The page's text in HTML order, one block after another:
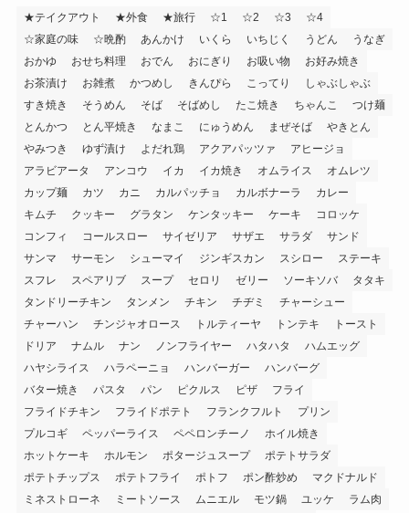
★テイクアウト ★外食 ★旅行 ☆1 ☆2 ☆3
☆4
☆家庭の味
☆晩酌 あんかけ いくら いちじく うどん
うなぎ
おかゆ
おせち料理 おでん おにぎり お吸い物
お好み焼き
お茶漬け
お雑煮 かつめし きんぴら こってり
しゃぶしゃぶ
すき焼き
そうめん そば そばめし たこ焼き ちゃんこ
つけ麺
とんかつ
とん平焼き なまこ にゅうめん まぜそば
やきとん
やみつき
ゆず漬け よだれ鶏 アクアパッツァ
アヒージョ
アラビアータ
アンコウ イカ イカ焼き オムライス
オムレツ
カップ麺
カツ カニ カルパッチョ カルボナーラ
カレー
キムチ
クッキー グラタン ケンタッキー ケーキ
コロッケ
コンフィ
コールスロー サイゼリア サザエ サラダ
サンド
サンマ
サーモン シューマイ ジンギスカン スシロー
ステーキ
スフレ
スペアリブ スープ セロリ ゼリー ソーキソバ
タタキ
タンドリーチキン
タンメン チキン チヂミ
チャーシュー
チャーハン
チンジャオロース トルティーヤ トンテキ
トースト
ドリア
ナムル ナン ノンフライヤー ハタハタ
ハムエッグ
ハヤシライス
ハラペーニョ ハンバーガー
ハンバーグ
バター焼き
パスタ パン ピクルス ピザ
フライ
フライドチキン
フライドポテト フランクフルト
プリン
プルコギ
ペッパーライス ペペロンチーノ
ホイル焼き
ホットケーキ
ホルモン ポタージュスープ
ポテトサラダ
ポテトチップス
ポテトフライ ポトフ ポン酢炒め
マクドナルド
ミネストローネ
ミートソース ムニエル モツ鍋 ユッケ
ラム肉